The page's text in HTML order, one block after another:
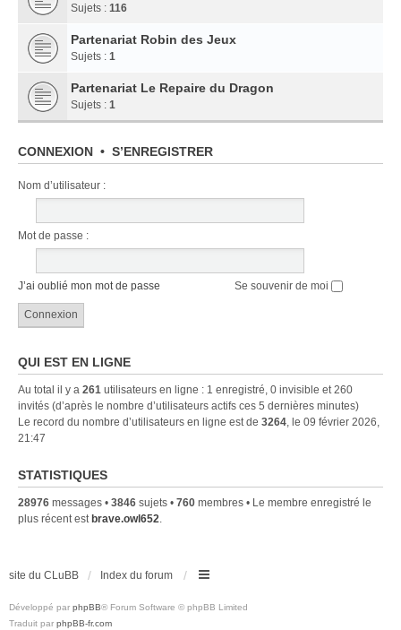
Sujets : 116
Partenariat Robin des Jeux
Sujets : 1
Partenariat Le Repaire du Dragon
Sujets : 1
CONNEXION • S’ENREGISTRER
Nom d’utilisateur :
Mot de passe :
J’ai oublié mon mot de passe Se souvenir de moi
QUI EST EN LIGNE
Au total il y a 261 utilisateurs en ligne : 1 enregistré, 0 invisible et 260
invités (d’après le nombre d’utilisateurs actifs ces 5 dernières minutes)
Le record du nombre d’utilisateurs en ligne est de 3264, le 09 février 2026,
21:47
STATISTIQUES
28976 messages • 3846 sujets • 760 membres • Le membre enregistré le
plus récent estbrave.owl652.
site du CLuBB Index du forum
Développé par phpBB® Forum Software © phpBB Limited
Traduit par phpBB-fr.com